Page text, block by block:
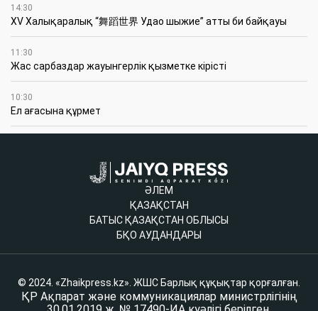
14:30
XV Халықаралық “舞蹈世界 Удао шыжие” атты би байқауы
11:30
Жас сарбаздар жауынгерлік қызметке кірісті
10:30
Ел ағасына құрмет
ӘЛЕМ
ҚАЗАҚСТАН
БАТЫС ҚАЗАҚСТАН ОБЛЫСЫ
БҚО АУДАНДАРЫ
© 2024. «Zhaikpress.kz». ЖШС Барлық құқықтар қорғалған.
ҚР Ақпарат және коммуникациялар министрлігінің